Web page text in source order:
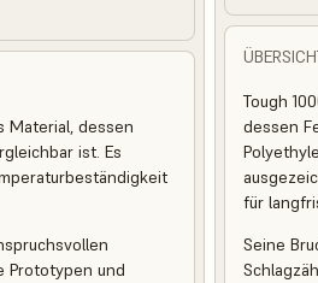
Material, dessen
ist. Es
Prototypen und
Tough
dessen
für
Seine